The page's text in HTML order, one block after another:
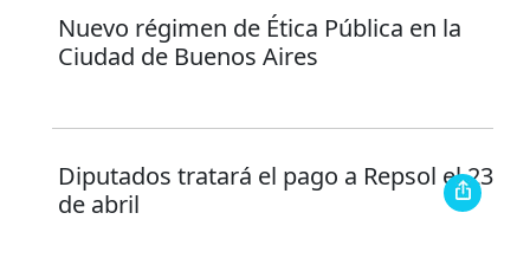
Nuevo régimen de Ética Pública en la
Ciudad de Buenos Aires
Diputados tratará el pago a Repsol el 23
de abril